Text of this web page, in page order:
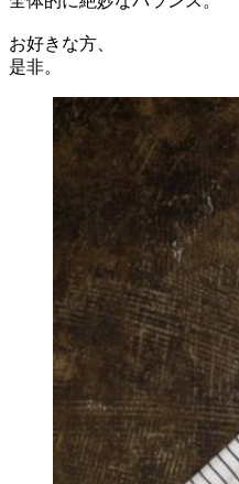
お好きな方、
是非。